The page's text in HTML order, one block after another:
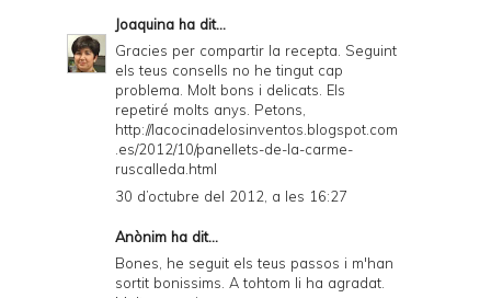
Joaquina ha dit...
Gracies per compartir la recepta. Seguint
els teus consells no he tingut cap
problema. Molt bons i delicats. Els
repetiré molts anys. Petons,
http://lacocinadelosinventos.blogspot.com
.es/2012/10/panellets-de-la-carme-
ruscalleda.html
30 d’octubre del 2012, a les 16:27
Anònim ha dit...
Bones, he seguit els teus passos i m'han
sortit bonissims. A tohtom li ha agradat.